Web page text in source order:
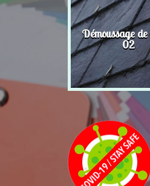
Démoussage
02